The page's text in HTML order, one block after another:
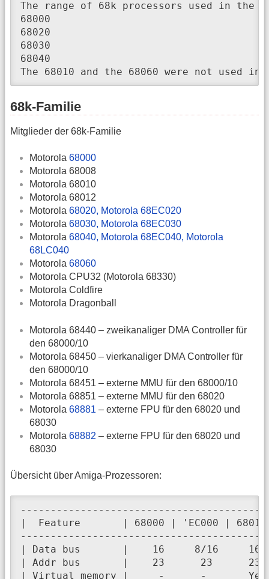
The range of 68k processors used in the
68000
68020
68030
68040
The 68010 and the 68060 were not used in
68k-Familie
Mitglieder der 68k-Familie
Motorola 68000
Motorola 68008
Motorola 68010
Motorola 68012
Motorola 68020, Motorola 68EC020
Motorola 68030, Motorola 68EC030
Motorola 68040, Motorola 68EC040, Motorola
68LC040
Motorola 68060
Motorola CPU32 (Motorola 68330)
Motorola Coldfire
Motorola Dragonball
Motorola 68440 – zweikanaliger DMA Controller für
den 68000/10
Motorola 68450 – vierkanaliger DMA Controller für
den 68000/10
Motorola 68451 – externe MMU für den 68000/10
Motorola 68851 – externe MMU für den 68020
Motorola 68881 – externe FPU für den 68020 und
68030
Motorola 68882 – externe FPU für den 68020 und
68030
Übersicht über Amiga-Prozessoren:
|  Feature       | 68000 | 'EC000 |
| Data bus       |    16     8/16     16
| Addr bus       |    23      23
| Virtual memory |     -      -